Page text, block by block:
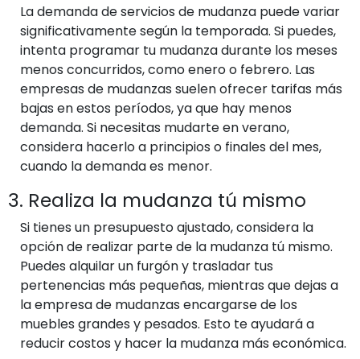
La demanda de servicios de mudanza puede variar
significativamente según la temporada. Si puedes,
intenta programar tu mudanza durante los meses
menos concurridos, como enero o febrero. Las
empresas de mudanzas suelen ofrecer tarifas más
bajas en estos períodos, ya que hay menos
demanda. Si necesitas mudarte en verano,
considera hacerlo a principios o finales del mes,
cuando la demanda es menor.
3. Realiza la mudanza tú mismo
Si tienes un presupuesto ajustado, considera la
opción de realizar parte de la mudanza tú mismo.
Puedes alquilar un furgón y trasladar tus
pertenencias más pequeñas, mientras que dejas a
la empresa de mudanzas encargarse de los
muebles grandes y pesados. Esto te ayudará a
reducir costos y hacer la mudanza más económica.